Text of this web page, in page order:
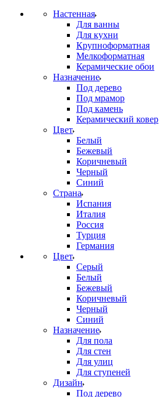
Настенная
Для ванны
Для кухни
Крупноформатная
Мелкоформатная
Керамические обои
Назначение
Под дерево
Под мрамор
Под камень
Керамический ковер
Цвет
Белый
Бежевый
Коричневый
Черный
Синий
Страна
Испания
Италия
Россия
Турция
Германия
Цвет
Серый
Белый
Бежевый
Коричневый
Черный
Синий
Назначение
Для пола
Для стен
Для улиц
Для ступеней
Дизайн
Под дерево